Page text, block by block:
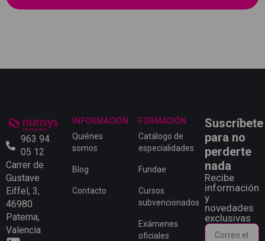
963 94
05 12
Carrer de
Gustave
Eiffel, 3,
46980
Paterna,
Valencia
INFORMACIÓN
Quiénes
somos
Blog
Contacto
FORMACIÓN
Catálogo de
especialidades
Fundae
Cursos
subvencionados
Exámenes
oficiales
Suscríbete
para no
perderte
nada
Recibe
información
y
novedades
exclusivas